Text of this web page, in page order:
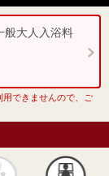
般大人入浴料
用できませんので、ご
貸切風呂